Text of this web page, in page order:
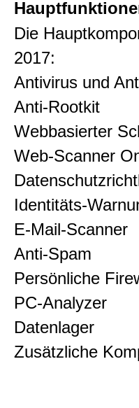
Die
2017:
Antivirus und
Anti-Rootkit
Webbasierter
Web-Scanner
Identitäts-
E-Mail-Scanner
Anti-Spam
Persönliche
PC-Analyzer
Datenlager
Zusätzliche